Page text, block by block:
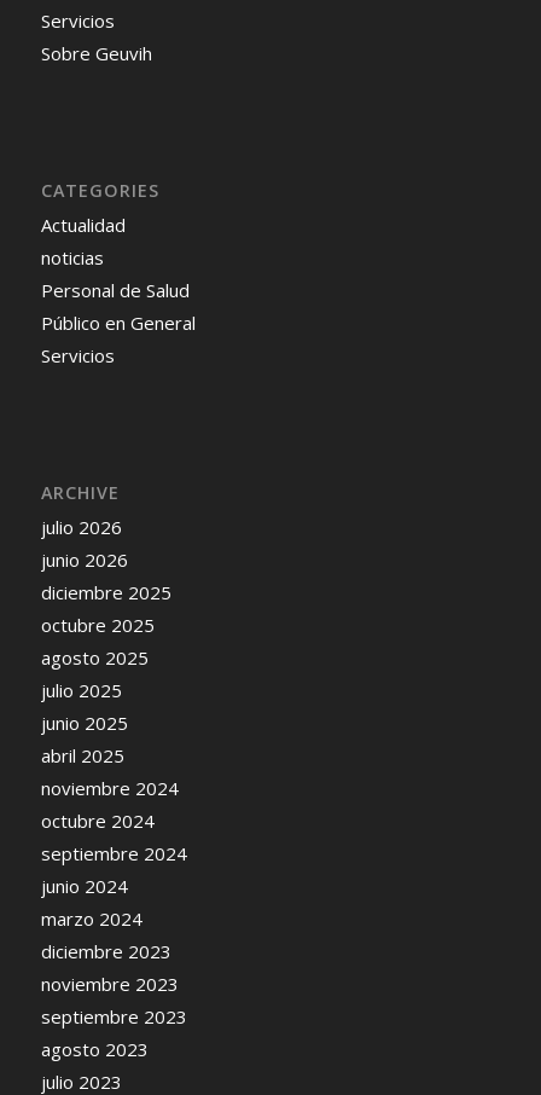
Servicios
Sobre Geuvih
CATEGORIES
Actualidad
noticias
Personal de Salud
Público en General
Servicios
ARCHIVE
julio 2026
junio 2026
diciembre 2025
octubre 2025
agosto 2025
julio 2025
junio 2025
abril 2025
noviembre 2024
octubre 2024
septiembre 2024
junio 2024
marzo 2024
diciembre 2023
noviembre 2023
septiembre 2023
agosto 2023
julio 2023